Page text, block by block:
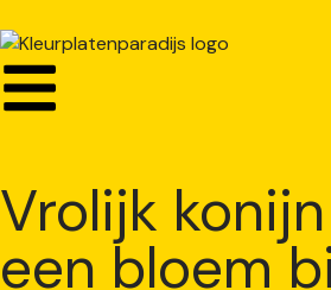
Vrolijk
een bloem